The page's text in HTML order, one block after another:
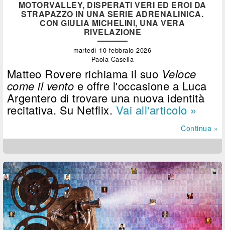
MOTORVALLEY, DISPERATI VERI ED EROI DA
STRAPAZZO IN UNA SERIE ADRENALINICA.
CON GIULIA MICHELINI, UNA VERA
RIVELAZIONE
martedì 10 febbraio 2026
Paola Casella
Matteo Rovere richiama il suo Veloce
come il vento e offre l'occasione a Luca
Argentero di trovare una nuova identità
recitativa. Su Netflix. Vai all'articolo »
Continua »